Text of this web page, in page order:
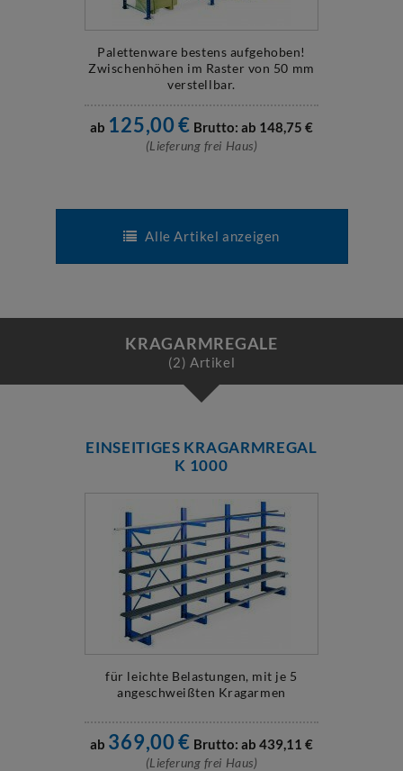
Palettenware bestens aufgehoben!
Zwischenhöhen im Raster von 50 mm
verstellbar.
ab 125,00€ Brutto: ab 148,75 €
(Lieferung frei Haus)
Alle Artikel anzeigen
KRAGARMREGALE
(2) Artikel
EINSEITIGES KRAGARMREGAL
K 1000
für leichte Belastungen, mit je 5
angeschweißten Kragarmen
ab 369,00€ Brutto: ab 439,11 €
(Lieferung frei Haus)